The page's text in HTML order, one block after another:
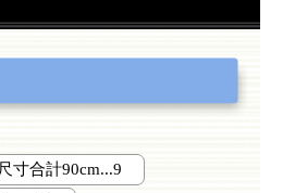
寸合計90cm...9